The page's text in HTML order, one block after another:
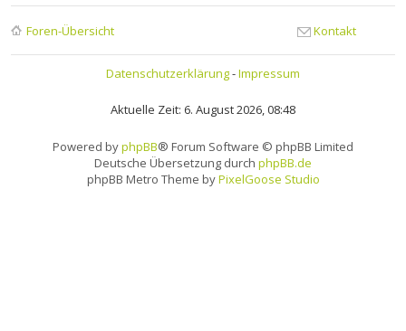
Foren-Übersicht Kontakt
Datenschutzerklärung-Impressum
Aktuelle Zeit: 6. August 2026, 08:48
Powered byphpBB® Forum Software © phpBB Limited
Deutsche Übersetzung durch phpBB.de
phpBB Metro Theme byPixelGoose Studio